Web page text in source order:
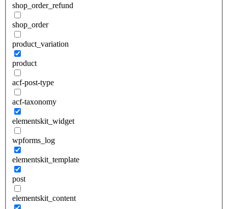
shop_order_refund
shop_order
product_variation
product
acf-post-type
acf-taxonomy
elementskit_widget
wpforms_log
elementskit_template
post
elementskit_content